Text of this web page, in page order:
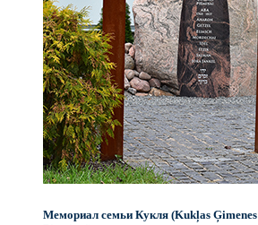
Мемориал семьи Кукля (Kukļas Ģimenes